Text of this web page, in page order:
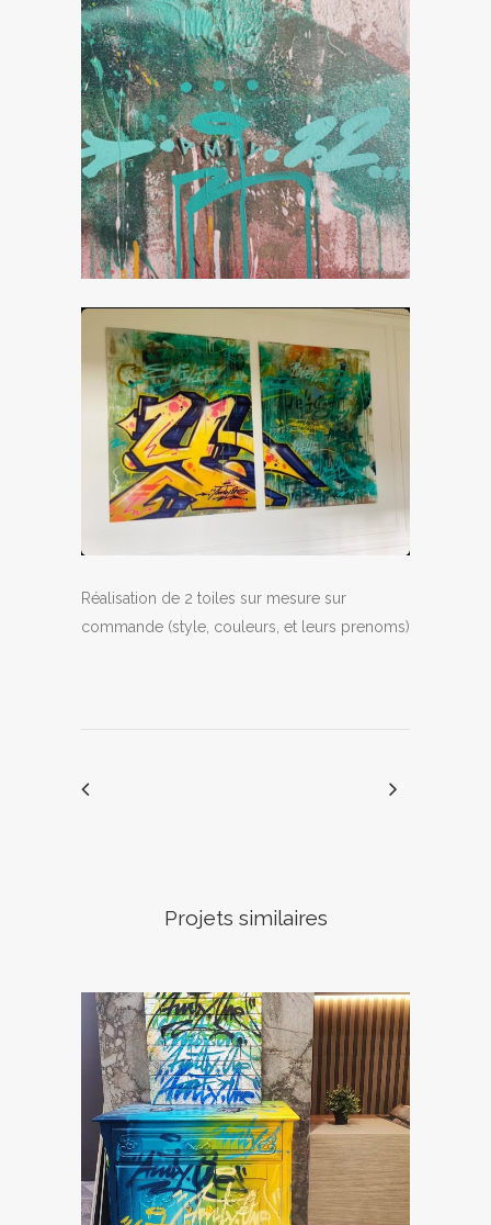
Réalisation de 2 toiles sur mesure sur
commande (style, couleurs, et leurs prenoms)
Projets similaires